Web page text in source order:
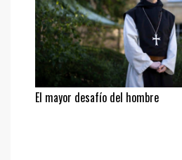
El mayor desafío del hombre